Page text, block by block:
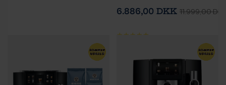
6.886,00 DKK 11.999,00